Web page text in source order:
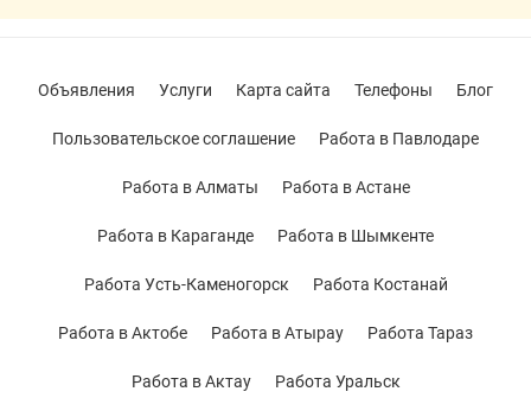
Объявления Услуги Карта сайта Телефоны Блог
Пользовательское соглашение Работа в Павлодаре
Работа в Алматы Работа в Астане
Работа в Караганде Работа в Шымкенте
Работа Усть-Каменогорск Работа Костанай
Работа в Актобе Работа в Атырау Работа Тараз
Работа в Актау Работа Уральск